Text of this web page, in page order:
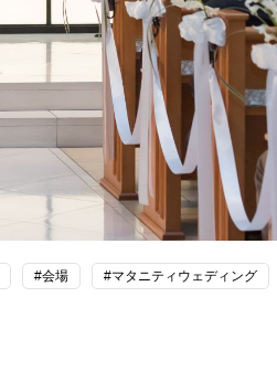
#会場 #マタニティウェディング